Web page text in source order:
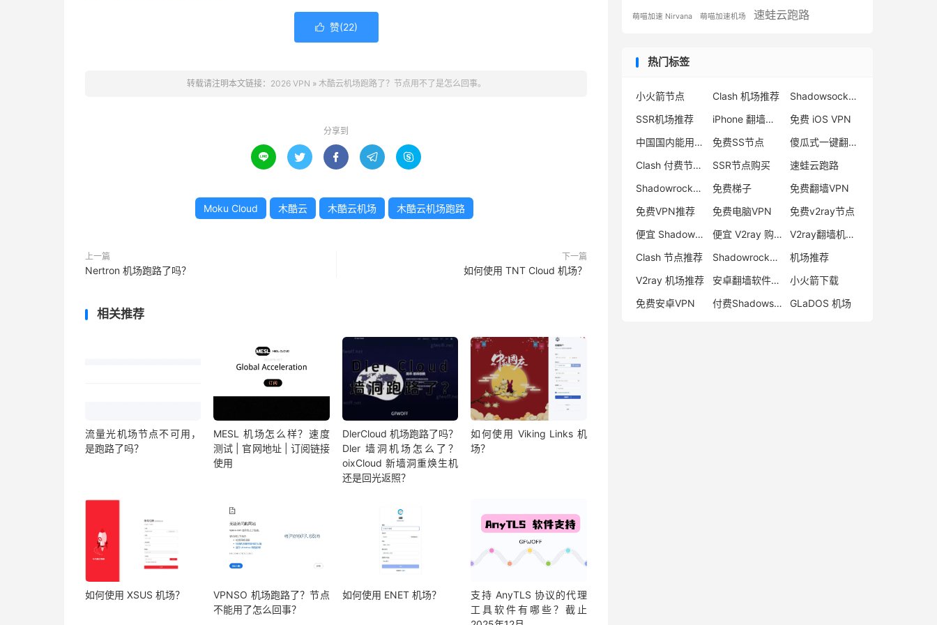
 赞(22)
转载请注明本文链接： 2026 VPN » 木酷云机场跑路了？节点用不了是怎么回事。
分享到
    
Moku Cloud 木酷云 木酷云机场 木酷云机场跑路
上一篇
Nertron 机场跑路了吗？
下一篇
如何使用 TNT Cloud 机场？
相关推荐
流量光机场节点不可用，
是跑路了吗？
MESL 机场怎么样？速度
测试 | 官网地址 | 订阅链接
使用
DlerCloud 机场跑路了吗？
Dler 墙洞机场怎么了？
oixCloud 新墙洞重焕生机
还是回光返照？
如何使用 Viking Links 机
场？
如何使用 XSUS 机场？
VPNSO 机场跑路了？节点
不能用了怎么回事？
如何使用 ENET 机场？
支持 AnyTLS 协议的代理
工具软件有哪些？截止
萌喵加速 Nirvana 萌喵加速机场 速蛙云跑路
热门标签
小火箭节点 Clash 机场推荐
Shadowsocks 付费节点
SSR机场推荐
iPhone 翻墙代理软件
免费 iOS VPN
中国国内能用的翻墙VPN推荐
免费SS节点
傻瓜式一键翻墙VPN客户端
Clash 付费节点购买
SSR节点购买
速蛙云跑路
Shadowrocket 地址
免费梯子
免费翻墙VPN
免费VPN推荐
免费电脑VPN
免费v2ray节点
便宜 Shadowsocks 购买
便宜 V2ray 购买
V2ray翻墙机场推荐
Clash 节点推荐
Shadowrocket 付费节点
机场推荐
V2ray 机场推荐
安卓翻墙软件下载
小火箭下载
免费安卓VPN
付费Shadowsocks推荐 GLaDOS 机场